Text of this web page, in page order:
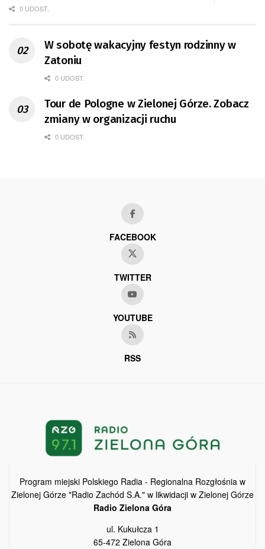
0 UDOST.
W sobotę wakacyjny festyn rodzinny w
Zatoniu
0 UDOST.
Tour de Pologne w Zielonej Górze. Zobacz
zmiany w organizacji ruchu
0 UDOST.
FACEBOOK
TWITTER
YOUTUBE
RSS
Program miejski Polskiego Radia - Regionalna Rozgłośnia w
Zielonej Górze "Radio Zachód S.A." w likwidacji w Zielonej Górze
Radio Zielona Góra
ul. Kukułcza 1
65-472 Zielona Góra